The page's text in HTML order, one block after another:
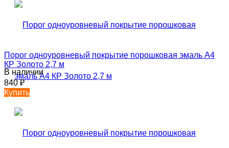
Порог одноуровневый покрытие порошковая эмаль А4
КР Золото 2,7 м
В наличии
840₽
Купить